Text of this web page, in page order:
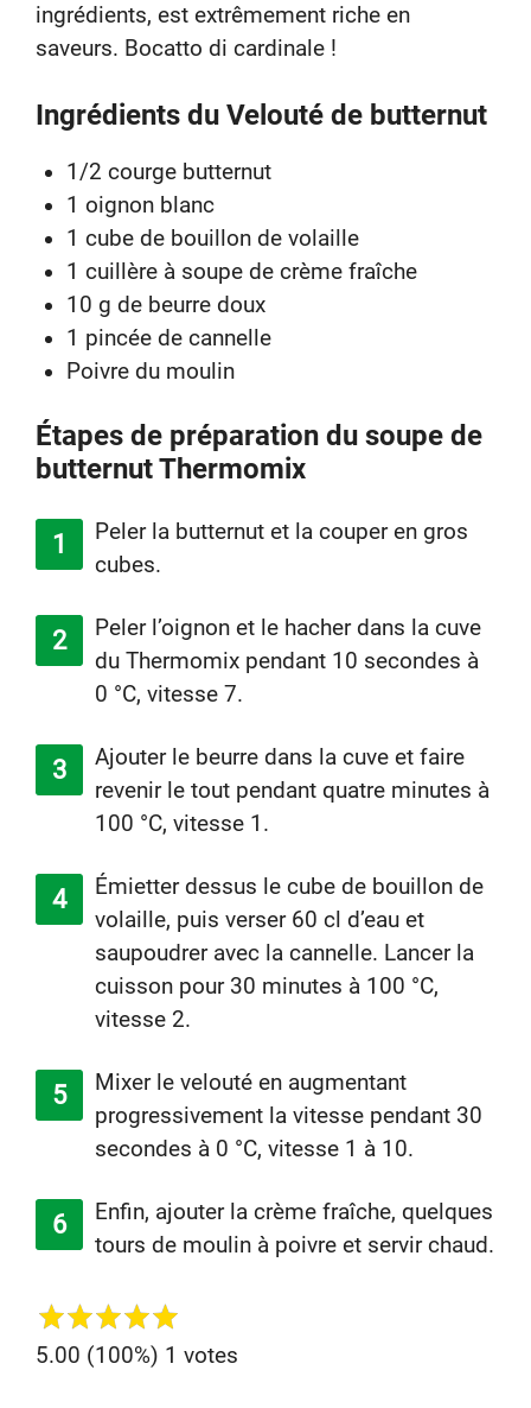
ingrédients, est extrêmement riche en
saveurs. Bocatto di cardinale !
Ingrédients du Velouté de butternut
1/2 courge butternut
1 oignon blanc
1 cube de bouillon de volaille
1 cuillère à soupe de crème fraîche
10 g de beurre doux
1 pincée de cannelle
Poivre du moulin
Étapes de préparation du soupe de
butternut Thermomix
Peler la butternut et la couper en gros
cubes.
Peler l’oignon et le hacher dans la cuve
du Thermomix pendant 10 secondes à
0 °C, vitesse 7.
Ajouter le beurre dans la cuve et faire
revenir le tout pendant quatre minutes à
100 °C, vitesse 1.
Émietter dessus le cube de bouillon de
volaille, puis verser 60 cl d’eau et
saupoudrer avec la cannelle. Lancer la
cuisson pour 30 minutes à 100 °C,
vitesse 2.
Mixer le velouté en augmentant
progressivement la vitesse pendant 30
secondes à 0 °C, vitesse 1 à 10.
Enfin, ajouter la crème fraîche, quelques
tours de moulin à poivre et servir chaud.
5.00 (100%) 1 votes